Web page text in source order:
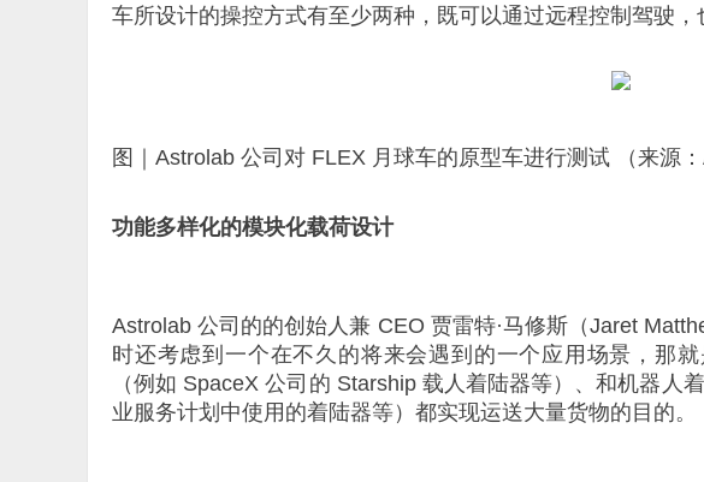
车所设计的操控方式有至少两种，既可以通过远程控制驾驶，
图｜Astrolab 公司对 FLEX 月球车的原型车进行测试 （来源：
功能多样化的模块化载荷设计
Astrolab 公司的的创始人兼 CEO 贾雷特·马修斯（Jaret
时还考虑到一个在不久的将来会遇到的一个应用场景，那
（例如 SpaceX 公司的 Starship 载人着陆器等）、和机器人
业服务计划中使用的着陆器等）都实现运送大量货物的目的。